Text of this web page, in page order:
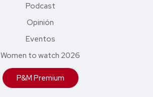
Podcast
Opinión
Eventos
Women to watch 2026
P&M Premium